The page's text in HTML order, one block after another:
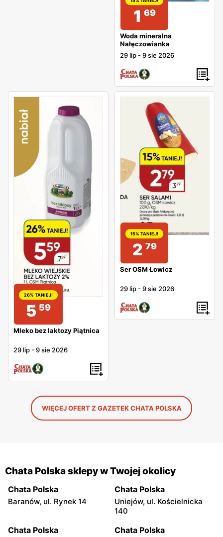
1 69
Woda mineralna
Nałęczowianka
29 lip -9 sie 2026
26% TANIEJ!
5 59
Mleko bez laktozy Piątnica
29 lip -9 sie 2026
15% TANIEJ!
2 79
Ser OSM Łowicz
29 lip -9 sie 2026
WIĘCEJ OFERT Z GAZETEK CHATA POLSKA
Chata Polska sklepy w Twojej okolicy
Chata Polska
Baranów, ul. Rynek 14
Chata Polska
Uniejów, ul. Kościelnicka
140
Chata Polska Chata Polska